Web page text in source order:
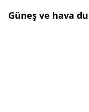
Güneş ve hava